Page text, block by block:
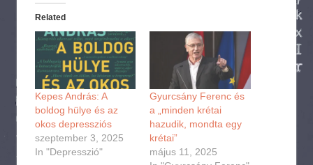
Related
Kepes András: A
boldog hülye és az
okos depressziós
szeptember 3, 2025
In "Depresszió"
Gyurcsány Ferenc és
a „minden krétai
hazudik, mondta egy
krétai”
május 11, 2025